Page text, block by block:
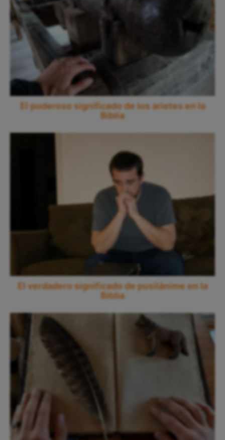
El poderoso significado de los arietes en la
Biblia
El verdadero significado de pusilánime en la
Biblia